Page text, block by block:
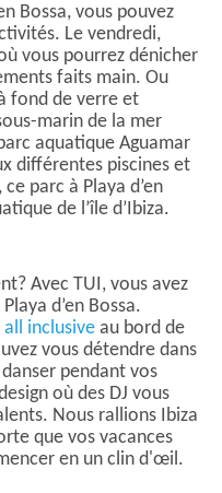
Bossa, vous pouvez
Le vendredi,
vous pourrez dénicher
faits main. Ou
fond de verre et
marin de la mer
aquatique Aguamar
différentes piscines et
parc à Playa d’en
de l’île d’Ibiza.
Avec TUI, vous avez
d’en Bossa.
all inclusive au bord de
vous détendre dans
pendant vos
où des DJ vous
Nous rallions Ibiza
que vos vacances
en un clin d'œil.